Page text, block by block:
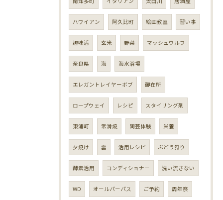
ハワイアン 阿久比町 絵画教室 習い事
趣味活 玄米 野菜 マッシュウルフ
奈良県 海 海水浴場
エレガントレイヤーボブ 御在所
ロープウェイ レシピ スタイリング剤
東浦町 常滑焼 陶芸体験 栄養
夕焼け 雲 活用レシピ ぶどう狩り
酵素活用 コンディショナー 洗い流さない
WD オールパーパス ご予約 周年祭